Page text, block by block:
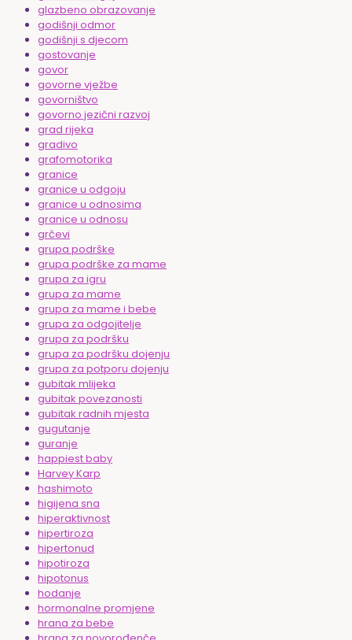
glazbeno obrazovanje
godišnji odmor
godišnji s djecom
gostovanje
govor
govorne vježbe
govorništvo
govorno jezični razvoj
grad rijeka
gradivo
grafomotorika
granice
granice u odgoju
granice u odnosima
granice u odnosu
grčevi
grupa podrške
grupa podrške za mame
grupa za igru
grupa za mame
grupa za mame i bebe
grupa za odgojitelje
grupa za podršku
grupa za podršku dojenju
grupa za potporu dojenju
gubitak mlijeka
gubitak povezanosti
gubitak radnih mjesta
gugutanje
guranje
happiest baby
Harvey Karp
hashimoto
higijena sna
hiperaktivnost
hipertiroza
hipertonud
hipotiroza
hipotonus
hodanje
hormonalne promjene
hrana za bebe